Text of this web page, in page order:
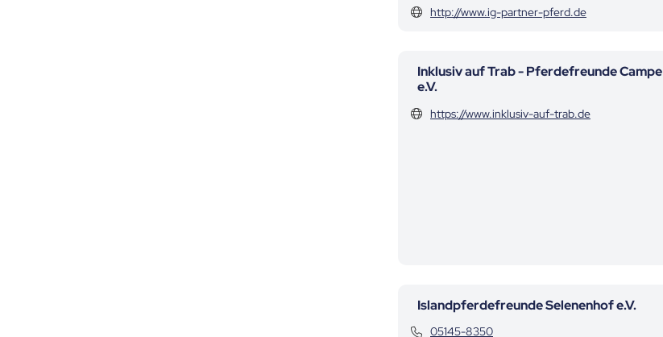
http://www.ig-partner-pferd.de
Inklusiv auf Trab - Pferdefreunde Campe
e.V.
https://www.inklusiv-auf-trab.de
Islandpferdefreunde Selenenhof e.V.
Kontaktdaten
05145-8350